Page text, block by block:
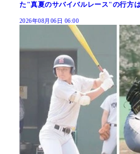
た"真夏のサバイバルレース"の行方
2026年08月06日 06:00